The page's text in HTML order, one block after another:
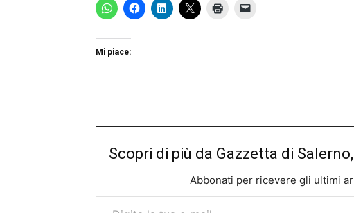
Mi piace:
Scopri di più da Gazzetta di
Abbonati per ricevere gli ultimi
Digita la tua e-mail...